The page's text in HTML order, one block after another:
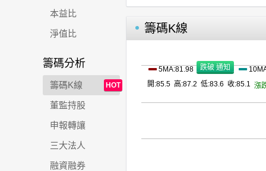
本益比
淨值比
籌碼分析
籌碼K線 HOT
董監持股
申報轉讓
三大法人
融資融券
籌碼K線
5MA:81.98
開:85.5 高:87.2 低:83.6 收:85.1 漲